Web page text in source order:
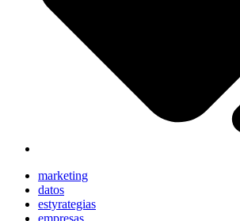
marketing
datos
estyrategias
empresas